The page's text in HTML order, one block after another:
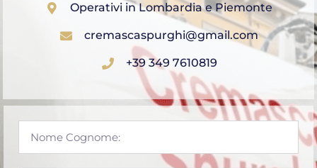
Operativi in Lombardia e Piemonte
cremascaspurghi@gmail.com
+39 349 7610819